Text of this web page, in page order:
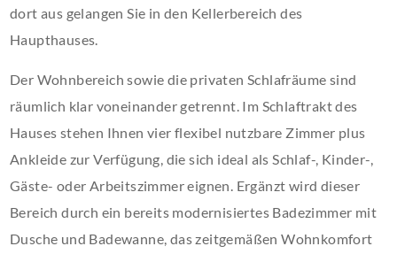
dort aus gelangen Sie in den Kellerbereich des
Haupthauses.
Der Wohnbereich sowie die privaten Schlafräume sind
räumlich klar voneinander getrennt. Im Schlaftrakt des
Hauses stehen Ihnen vier flexibel nutzbare Zimmer plus
Ankleide zur Verfügung, die sich ideal als Schlaf-, Kinder-,
Gäste- oder Arbeitszimmer eignen. Ergänzt wird dieser
Bereich durch ein bereits modernisiertes Badezimmer mit
Dusche und Badewanne, das zeitgemäßen Wohnkomfort